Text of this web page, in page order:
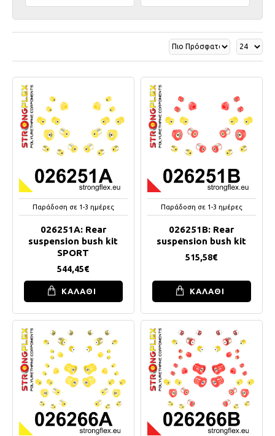
Παράδοση σε 1-3 ημέρες
026251A: Rear
suspension bush kit
SPORT
544,45€
ΚΑΛΑΘΙ
Παράδοση σε 1-3 ημέρες
026251B: Rear
suspension bush kit
515,58€
ΚΑΛΑΘΙ